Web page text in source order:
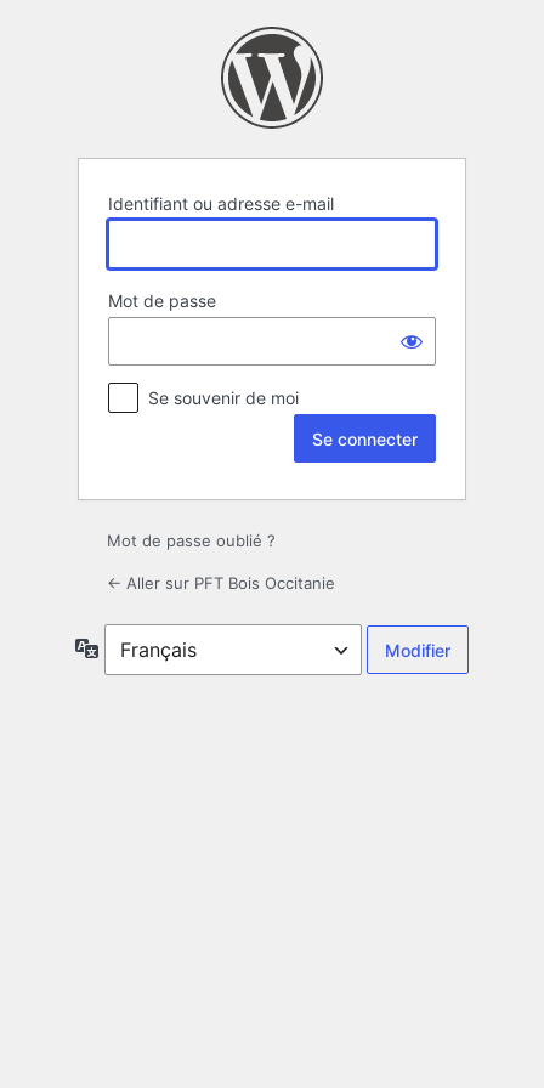
Identifiant ou adresse e-mail
Mot de passe
Se souvenir de moi
Mot de passe oublié ?
← Aller sur PFT Bois Occitanie
Langue